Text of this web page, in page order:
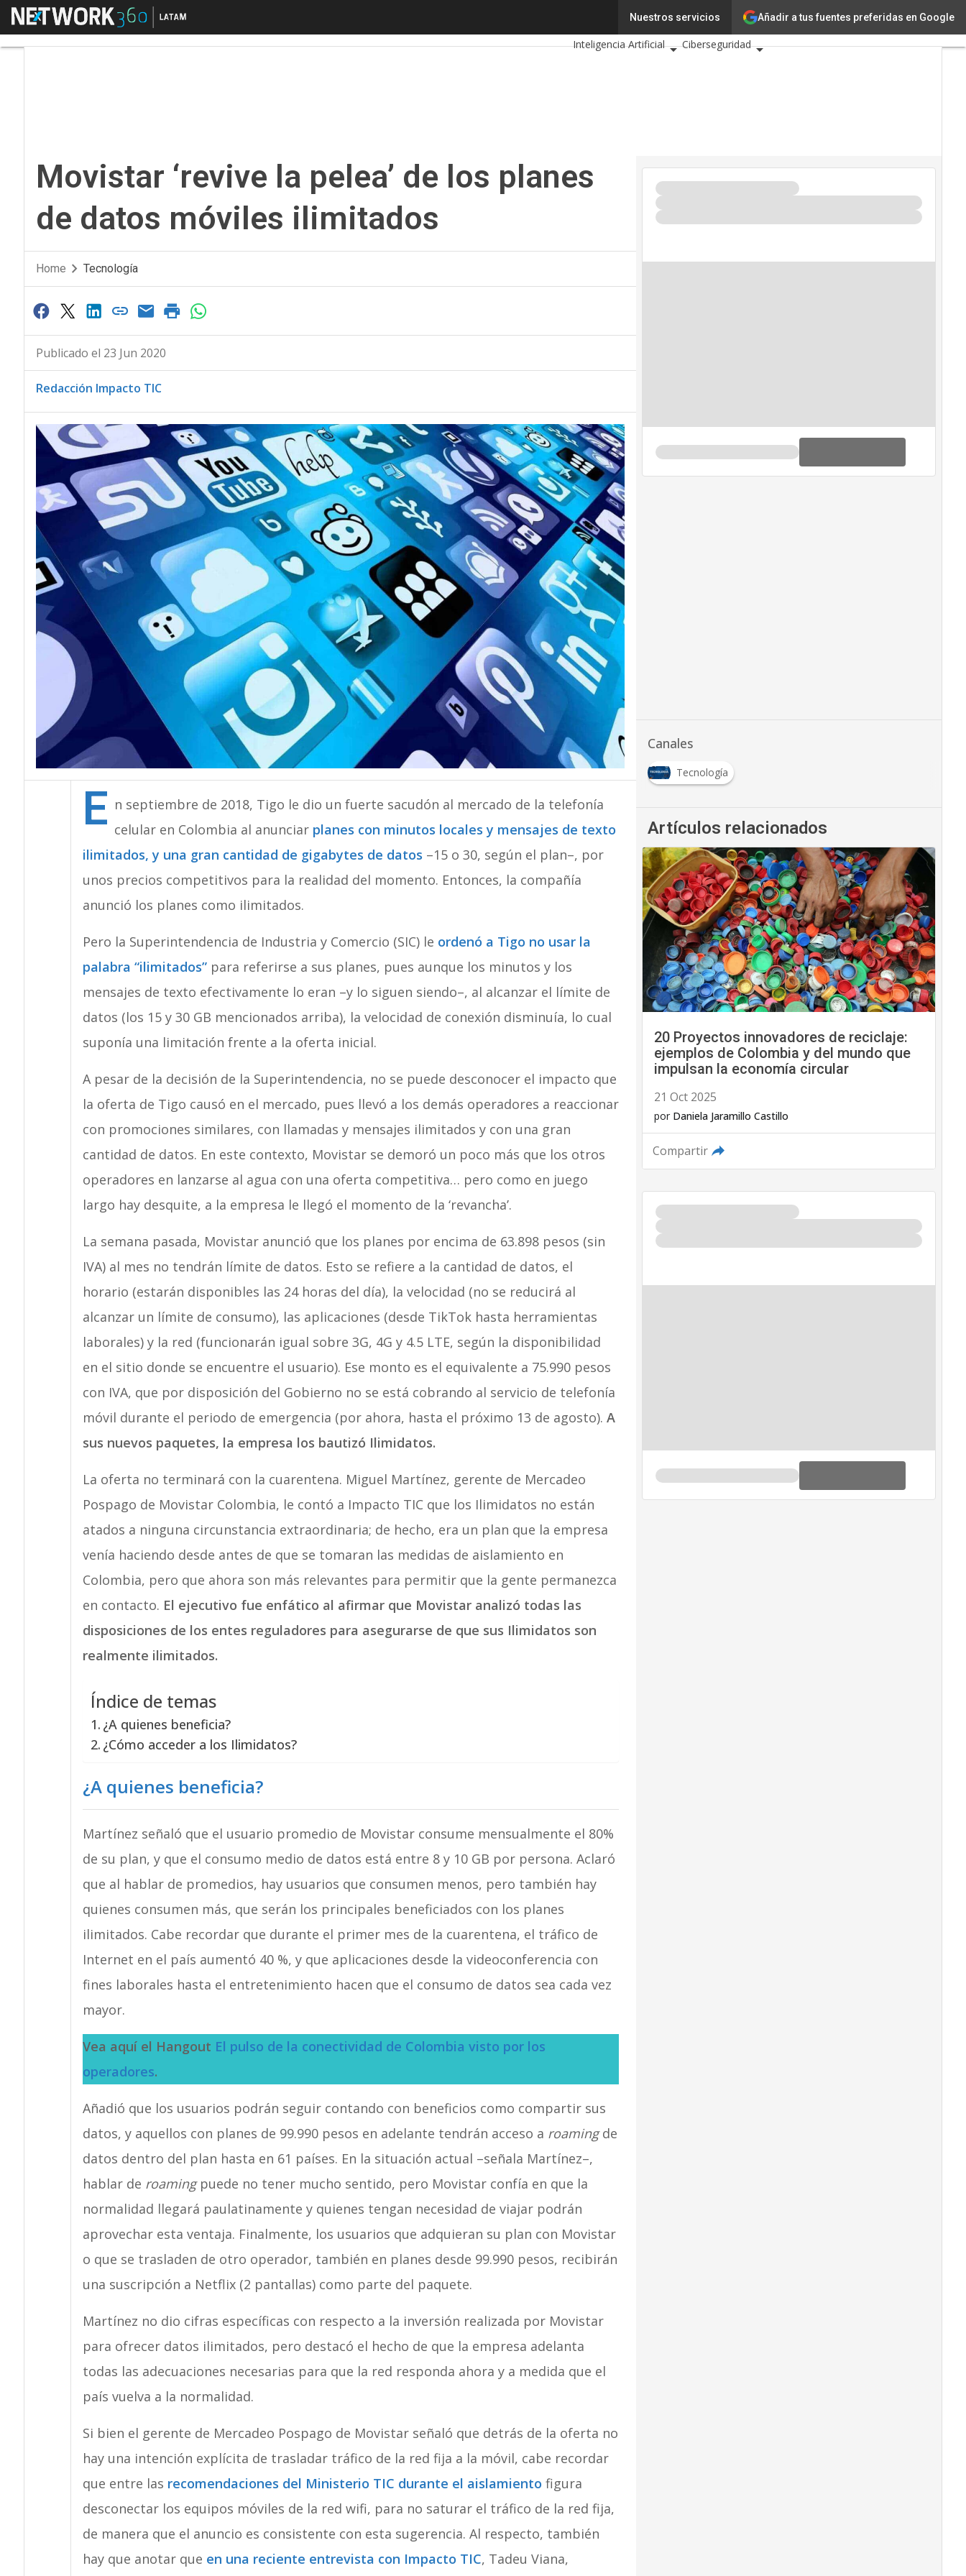
Añadir a tus fuentes preferidas en Google
Nuestros servicios
Menú Innovación
Ciencia
Inteligencia Artificial
Ciberseguridad
Movistar ‘revive la pelea’ de los planes
de datos móviles ilimitados
Home Tecnología
Publicado el 23 Jun 2020
Redacción Impacto TIC
E n septiembre de 2018, Tigo le dio un fuerte sacudón al mercado de la telefonía
celular en Colombia al anunciar planes con minutos locales y mensajes de texto
ilimitados, y una gran cantidad de gigabytes de datos –15 o 30, según el plan–, por
unos precios competitivos para la realidad del momento. Entonces, la compañía
anunció los planes como ilimitados.
Pero la Superintendencia de Industria y Comercio (SIC) le ordenó a Tigo no usar la
palabra “ilimitados”para referirse a sus planes, pues aunque los minutos y los
mensajes de texto efectivamente lo eran –y lo siguen siendo–, al alcanzar el límite de
datos (los 15 y 30 GB mencionados arriba), la velocidad de conexión disminuía, lo cual
suponía una limitación frente a la oferta inicial.
A pesar de la decisión de la Superintendencia, no se puede desconocer el impacto que
la oferta de Tigo causó en el mercado, pues llevó a los demás operadores a reaccionar
con promociones similares, con llamadas y mensajes ilimitados y con una gran
cantidad de datos. En este contexto, Movistar se demoró un poco más que los otros
operadores en lanzarse al agua con una oferta competitiva… pero como en juego
largo hay desquite, a la empresa le llegó el momento de la ‘revancha’.
La semana pasada, Movistar anunció que los planes por encima de 63.898 pesos (sin
IVA) al mes no tendrán límite de datos. Esto se refiere a la cantidad de datos, el
horario (estarán disponibles las 24 horas del día), la velocidad (no se reducirá al
alcanzar un límite de consumo), las aplicaciones (desde TikTok hasta herramientas
laborales) y la red (funcionarán igual sobre 3G, 4G y 4.5 LTE, según la disponibilidad
en el sitio donde se encuentre el usuario). Ese monto es el equivalente a 75.990 pesos
con IVA, que por disposición del Gobierno no se está cobrando al servicio de telefonía
móvil durante el periodo de emergencia (por ahora, hasta el próximo 13 de agosto). A
sus nuevos paquetes, la empresa los bautizó Ilimidatos.
La oferta no terminará con la cuarentena. Miguel Martínez, gerente de Mercadeo
Pospago de Movistar Colombia, le contó a Impacto TIC que los Ilimidatos no están
atados a ninguna circunstancia extraordinaria; de hecho, era un plan que la empresa
venía haciendo desde antes de que se tomaran las medidas de aislamiento en
Colombia, pero que ahora son más relevantes para permitir que la gente permanezca
en contacto. El ejecutivo fue enfático al afirmar que Movistar analizó todas las
disposiciones de los entes reguladores para asegurarse de que sus Ilimidatos son
realmente ilimitados.
Índice de temas
¿A quienes beneficia?
¿Cómo acceder a los Ilimidatos?
¿A quienes beneficia?
Martínez señaló que el usuario promedio de Movistar consume mensualmente el 80%
de su plan, y que el consumo medio de datos está entre 8 y 10 GB por persona. Aclaró
que al hablar de promedios, hay usuarios que consumen menos, pero también hay
quienes consumen más, que serán los principales beneficiados con los planes
ilimitados. Cabe recordar que durante el primer mes de la cuarentena, el tráfico de
Internet en el país aumentó 40 %, y que aplicaciones desde la videoconferencia con
fines laborales hasta el entretenimiento hacen que el consumo de datos sea cada vez
mayor.
Vea aquí el Hangout El pulso de la conectividad de Colombia visto por los
operadores.
Añadió que los usuarios podrán seguir contando con beneficios como compartir sus
datos, y aquellos con planes de 99.990 pesos en adelante tendrán acceso a roamingde
datos dentro del plan hasta en 61 países. En la situación actual –señala Martínez–,
hablar de roamingpuede no tener mucho sentido, pero Movistar confía en que la
normalidad llegará paulatinamente y quienes tengan necesidad de viajar podrán
aprovechar esta ventaja. Finalmente, los usuarios que adquieran su plan con Movistar
o que se trasladen de otro operador, también en planes desde 99.990 pesos, recibirán
una suscripción a Netflix (2 pantallas) como parte del paquete.
Martínez no dio cifras específicas con respecto a la inversión realizada por Movistar
para ofrecer datos ilimitados, pero destacó el hecho de que la empresa adelanta
todas las adecuaciones necesarias para que la red responda ahora y a medida que el
país vuelva a la normalidad.
Si bien el gerente de Mercadeo Pospago de Movistar señaló que detrás de la oferta no
hay una intención explícita de trasladar tráfico de la red fija a la móvil, cabe recordar
que entre las recomendaciones del Ministerio TIC durante el aislamiento figura
desconectar los equipos móviles de la red wifi, para no saturar el tráfico de la red fija,
de manera que el anuncio es consistente con esta sugerencia. Al respecto, también
hay que anotar que en una reciente entrevista con Impacto TIC, Tadeu Viana,
Canales
Tecnología
Artículos relacionados
20 Proyectos innovadores de reciclaje:
ejemplos de Colombia y del mundo que
impulsan la economía circular
21 Oct 2025
por Daniela Jaramillo Castillo
Compartir